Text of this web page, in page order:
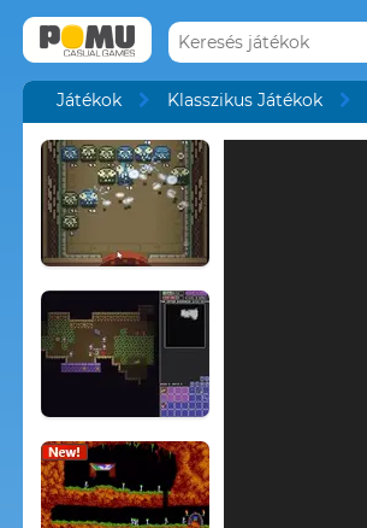
Játékok Klasszikus Játékok